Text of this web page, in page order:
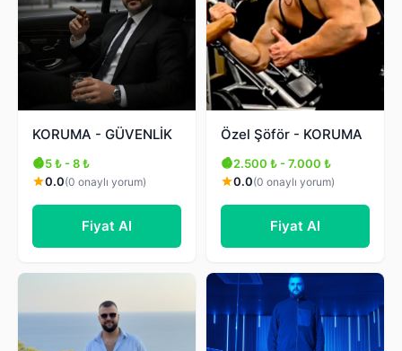
KORUMA - GÜVENLİK
5 ₺ - 8 ₺
0.0(0 onaylı yorum)
Fiyat Al
Özel Şöför - KORUMA
2.500 ₺ - 7.000 ₺
0.0(0 onaylı yorum)
Fiyat Al